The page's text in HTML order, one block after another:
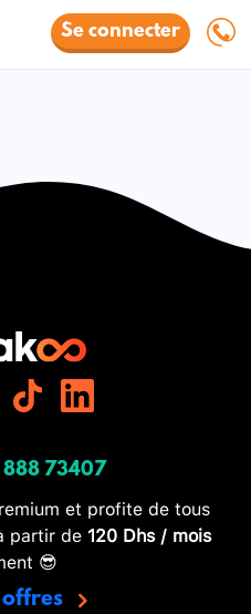
Se connecter
888 73407
et profite de tous
partir de 120 Dhs / mois
😎